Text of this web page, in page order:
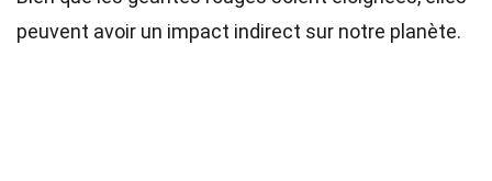
peuvent avoir un impact indirect sur notre planète.